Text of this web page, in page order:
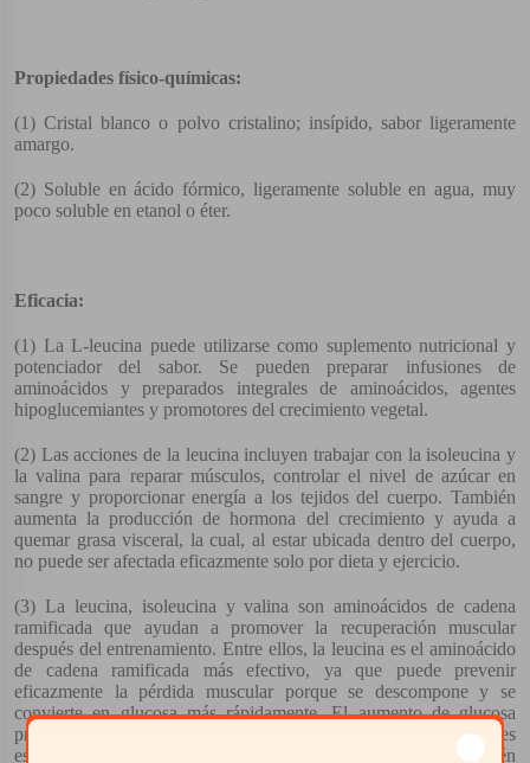
Propiedades físico-químicas:
(1) Cristal blanco o polvo cristalino; insípido, sabor ligeramente
amargo.
(2) Soluble en ácido fórmico, ligeramente soluble en agua, muy
poco soluble en etanol o éter.
Eficacia:
(1) La L-leucina puede utilizarse como suplemento nutricional y
potenciador del sabor. Se pueden preparar infusiones de
aminoácidos y preparados integrales de aminoácidos, agentes
hipoglucemiantes y promotores del crecimiento vegetal.
(2) Las acciones de la leucina incluyen trabajar con la isoleucina y
la valina para reparar músculos, controlar el nivel de azúcar en
sangre y proporcionar energía a los tejidos del cuerpo. También
aumenta la producción de hormona del crecimiento y ayuda a
quemar grasa visceral, la cual, al estar ubicada dentro del cuerpo,
no puede ser afectada eficazmente solo por dieta y ejercicio.
(3) La leucina, isoleucina y valina son aminoácidos de cadena
ramificada que ayudan a promover la recuperación muscular
después del entrenamiento. Entre ellos, la leucina es el aminoácido
de cadena ramificada más efectivo, ya que puede prevenir
eficazmente la pérdida muscular porque se descompone y se
convierte en glucosa más rápidamente. El aumento de glucosa
previene el daño a los tejidos musculares, por lo que es
especialmente bueno para los culturistas. La leucina también